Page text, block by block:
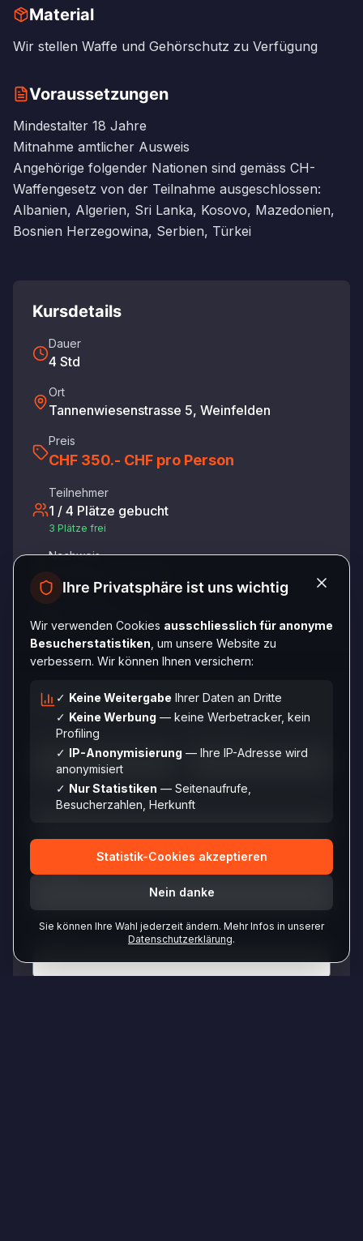
Material
Wir stellen Waffe und Gehörschutz zu Verfügung
Voraussetzungen
Mindestalter 18 Jahre
Mitnahme amtlicher Ausweis
Angehörige folgender Nationen sind gemäss CH-
Waffengesetz von der Teilnahme ausgeschlossen:
Albanien, Algerien, Sri Lanka, Kosovo, Mazedonien,
Bosnien Herzegowina, Serbien, Türkei
Kursdetails
Dauer
4 Std
Ort
Tannenwiesenstrasse 5, Weinfelden
Preis
CHF 350.- CHF pro Person
Teilnehmer
1 / 4 Plätze gebucht
3 Plätze frei
Nachweis
Zertifikat Grundkurs
Bezahlung
Vor Ort mit Twint
Jetzt anfragen
Vorname *
E-Mail *
Adresse
Ihre Privatsphäre ist uns wichtig
Wir verwenden Cookies ausschliesslich für anonyme
Besucherstatistiken , um unsere Website zu
verbessern. Wir können Ihnen versichern:
✓ Keine Weitergabe Ihrer Daten an Dritte
✓ Keine Werbung — keine Werbetracker, kein
Profiling
✓ IP-Anonymisierung — Ihre IP-Adresse wird
anonymisiert
✓ Nur Statistiken — Seitenaufrufe,
Besucherzahlen, Herkunft
Statistik-Cookies akzeptieren
Nein danke
Sie können Ihre Wahl jederzeit ändern. Mehr Infos in unserer
Datenschutzerklärung.